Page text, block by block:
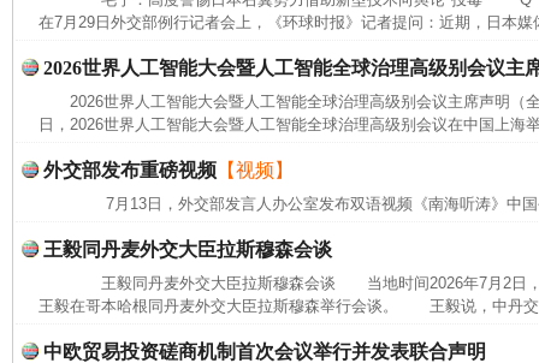
在7月29日外交部例行记者会上，《环球时报》记者提问：近期，日本
2026世界人工智能大会暨人工智能全球治理高级别会议主
2026世界人工智能大会暨人工智能全球治理高级别会议主席声明
日，2026世界人工智能大会暨人工智能全球治理高级别会议在中国上海
外交部发布重磅视频 【视频】
7月13日，外交部发言人办公室发布双语视频《南海听涛》中国
王毅同丹麦外交大臣拉斯穆森会谈
王毅同丹麦外交大臣拉斯穆森会谈 当地时间2026年7月2日，
王毅在哥本哈根同丹麦外交大臣拉斯穆森举行会谈。 王毅说，中丹
中欧贸易投资磋商机制首次会议举行并发表联合声明